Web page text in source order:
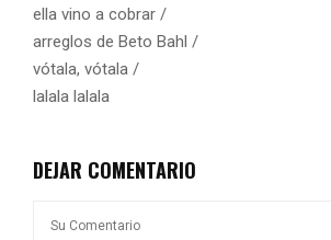
ella vino a cobrar /
arreglos de Beto Bahl /
vótala, vótala /
lalala lalala
DEJAR COMENTARIO